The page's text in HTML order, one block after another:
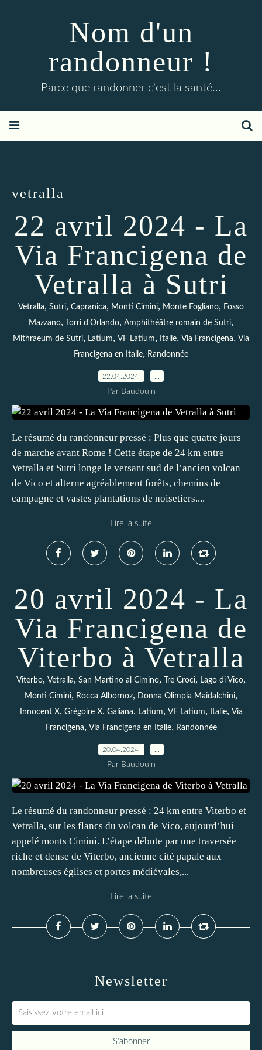
Nom d'un
randonneur !
Parce que randonner c'est la santé...
vetralla
22 avril 2024 - La
Via Francigena de
Vetralla à Sutri
Vetralla, Sutri, Capranica, Monti Cimini, Monte Fogliano, Fosso
Mazzano, Torri d'Orlando, Amphithéâtre romain de Sutri,
Mithraeum de Sutri, Latium, VF Latium, Italie, Via Francigena, Via
Francigena en Italie, Randonnée
22.04.2024
Par Baudouin
Le résumé du randonneur pressé : Plus que quatre jours
de marche avant Rome ! Cette étape de 24 km entre
Vetralla et Sutri longe le versant sud de l’ancien volcan
de Vico et alterne agréablement forêts, chemins de
campagne et vastes plantations de noisetiers....
Lire la suite
20 avril 2024 - La
Via Francigena de
Viterbo à Vetralla
Viterbo, Vetralla, San Martino al Cimino, Tre Croci, Lago di Vico,
Monti Cimini, Rocca Albornoz, Donna Olimpia Maidalchini,
Innocent X, Grégoire X, Galiana, Latium, VF Latium, Italie, Via
Francigena, Via Francigena en Italie, Randonnée
20.04.2024
Par Baudouin
Le résumé du randonneur pressé : 24 km entre Viterbo et
Vetralla, sur les flancs du volcan de Vico, aujourd’hui
appelé monts Cimini. L’étape débute par une traversée
riche et dense de Viterbo, ancienne cité papale aux
nombreuses églises et portes médiévales,...
Lire la suite
Newsletter